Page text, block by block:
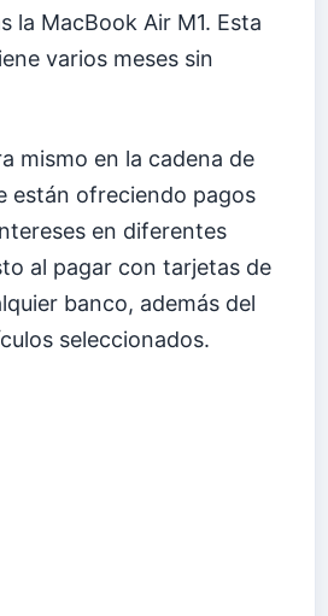
la MacBook Air M1. Esta
varios meses sin
mismo en la cadena de
están ofreciendo pagos
en diferentes
al pagar con tarjetas de
banco, además del
seleccionados.